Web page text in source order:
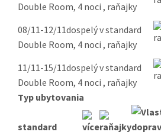
Double Room, 4 noci , raňajky
08/11-12/11dospelý v standard
Double Room, 4 noci , raňajky
11/11-15/11dospelý v standard
Double Room, 4 noci , raňajky
Typ ubytovania
standard